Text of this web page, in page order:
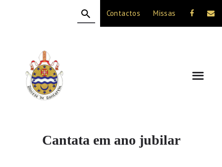
Contactos Missas
Cantata em ano jubilar
A DIOCESE
CELEBRAÇÃO
VIDA CRISTÃ
NOTÍCIAS